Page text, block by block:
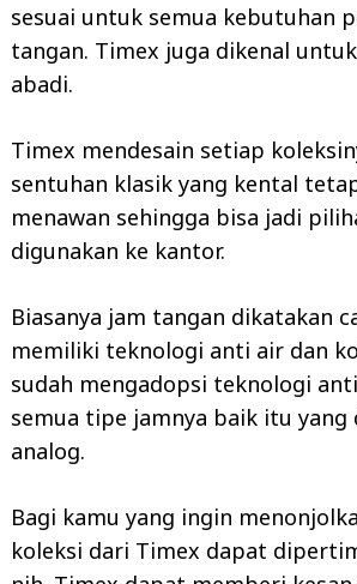
sesuai untuk semua kebutuhan
tangan. Timex juga dikenal
abadi.
Timex mendesain setiap
sentuhan klasik yang kental
menawan sehingga bisa jadi
digunakan ke kantor.
Biasanya jam tangan dikatakan
memiliki teknologi anti air dan
sudah mengadopsi teknologi
semua tipe jamnya baik itu
analog.
Bagi kamu yang ingin
koleksi dari Timex dapat